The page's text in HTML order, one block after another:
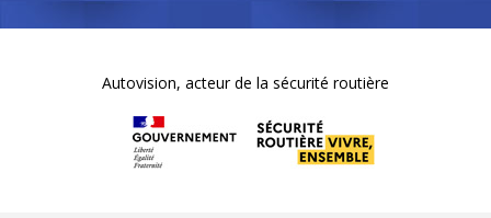
Autovision, acteur de la sécurité routière